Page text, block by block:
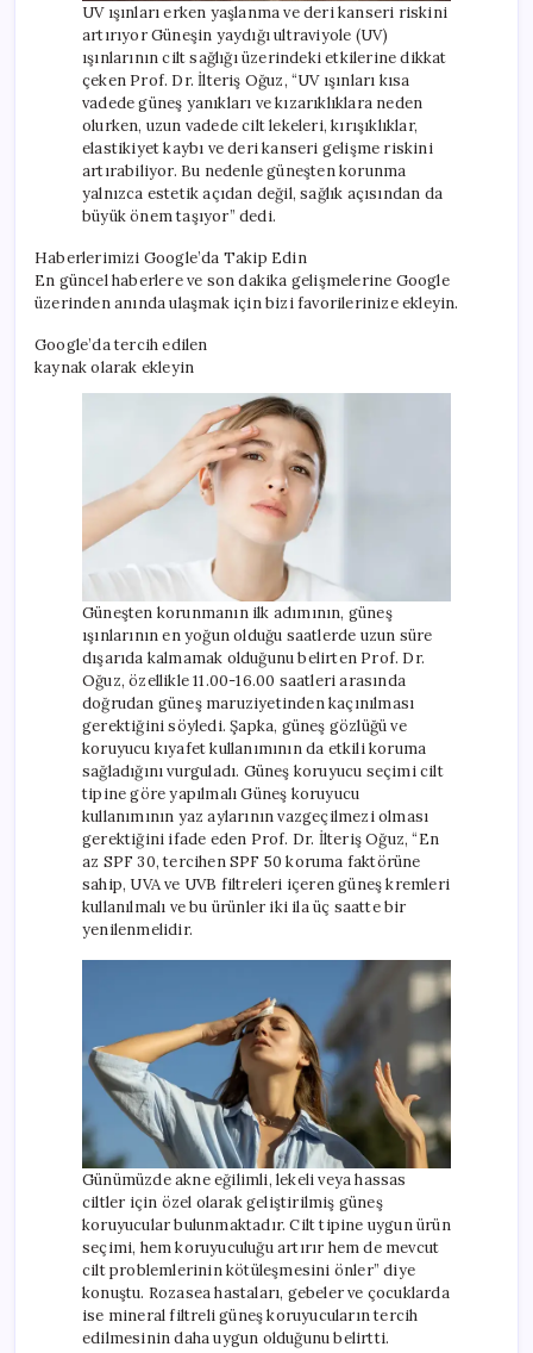
UV ışınları erken yaşlanma ve deri kanseri riskini
artırıyor Güneşin yaydığı ultraviyole (UV)
ışınlarının cilt sağlığı üzerindeki etkilerine dikkat
çeken Prof. Dr. İlteriş Oğuz, “UV ışınları kısa
vadede güneş yanıkları ve kızarıklıklara neden
olurken, uzun vadede cilt lekeleri, kırışıklıklar,
elastikiyet kaybı ve deri kanseri gelişme riskini
artırabiliyor. Bu nedenle güneşten korunma
yalnızca estetik açıdan değil, sağlık açısından da
büyük önem taşıyor” dedi.
Haberlerimizi Google’da Takip Edin
En güncel haberlere ve son dakika gelişmelerine Google
üzerinden anında ulaşmak için bizi favorilerinize ekleyin.
Google’da tercih edilen
kaynak olarak ekleyin
Güneşten korunmanın ilk adımının, güneş
ışınlarının en yoğun olduğu saatlerde uzun süre
dışarıda kalmamak olduğunu belirten Prof. Dr.
Oğuz, özellikle 11.00-16.00 saatleri arasında
doğrudan güneş maruziyetinden kaçınılması
gerektiğini söyledi. Şapka, güneş gözlüğü ve
koruyucu kıyafet kullanımının da etkili koruma
sağladığını vurguladı. Güneş koruyucu seçimi cilt
tipine göre yapılmalı Güneş koruyucu
kullanımının yaz aylarının vazgeçilmezi olması
gerektiğini ifade eden Prof. Dr. İlteriş Oğuz, “En
az SPF 30, tercihen SPF 50 koruma faktörüne
sahip, UVA ve UVB filtreleri içeren güneş kremleri
kullanılmalı ve bu ürünler iki ila üç saatte bir
yenilenmelidir.
Günümüzde akne eğilimli, lekeli veya hassas
ciltler için özel olarak geliştirilmiş güneş
koruyucular bulunmaktadır. Cilt tipine uygun ürün
seçimi, hem koruyuculuğu artırır hem de mevcut
cilt problemlerinin kötüleşmesini önler” diye
konuştu. Rozasea hastaları, gebeler ve çocuklarda
ise mineral filtreli güneş koruyucuların tercih
edilmesinin daha uygun olduğunu belirtti.